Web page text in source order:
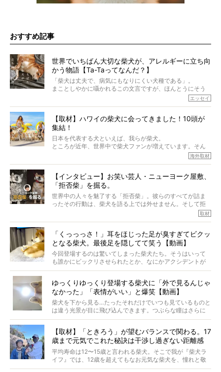
おすすめ記事
世界でいちばん大切な柴犬が、アレルギーに立ち向
かう物語【Ta-Taってなんだ？】
「柴犬は丈夫で、病気にもなりにくい犬種である」。
まことしやかに囁かれるこの文言ですが、ほんとうにそう
でも、いざそれぞれの個体を見ていくと、丈夫で病気にも
なりにくい、とは言えないような気もするのです。
実際に「病気にならない」などということはないし、飼い
主はそのためにやるべきことがある。
今回は、柴犬に関わる方たちすべてに読んで欲しい、ある
語でした。
※文章はご本人の了承を得て編集しています
※画像はすべてイメージです
※この記事は個人の感想であり、効果・効能を示すものではありません
エッセイ
【取材】ハワイの柴犬に会ってきました！10頭が
集結！
日本を代表する犬といえば、我らが柴犬。
ところが近年、世界中で柴犬ファンが増えています。そん
な中「柴犬ライフ」が目をつけたのは、南の楽園ハワイ。
そんな噂を聞きつけ、今回はハワイの柴犬たちを取材して
きました！
海外取材
【インタビュー】お笑い芸人・ニューヨーク屋敷、
「拒否柴」を掘る。
世界中の人々を魅了する「拒否柴」。彼らのすべてが詰ま
ったその行動は、柴犬を語る上では外せません。そして拒
否柴がここまで話題になるのは、“映える”ことも理由のひと
がるのでしょうか。
最近版画製作を始めた、お笑いコンビ「ニューヨーク」の
屋敷裕政さんに、拒否柴を掘っていただきました！ イン
タビューと合わせてご覧ください。
取材
「くっっっさ！」耳をほじった足が臭すぎてビクッ
となる柴犬。最後足を隠してて笑う【動画】
今回登場するのは驚いてしまった柴犬たち。そうはいって
も誰かにビックリさせられたとか、なにかアクシデントが
起きたとか、そういうことが原因ではありません。全ての
ゆっくりゆっくり登場する柴犬に「外で見るんじゃ
なかった」「表情がいい」と爆笑【動画】
柴犬を下から見る…たったそれだけでいつも見ているものと
は違う光景が目に飛び込んできます。つぶらな瞳はさらに
つぶらに見え、モフモフのお顔はさらにモフモフに見えま
【取材】「ときろう」が望むバランスで関わる。17
歳まで元気でこれた秘訣は干渉し過ぎない距離感
#38ときろう
平均寿命は12〜15歳と言われる柴犬。そこで我が『柴犬ラ
イフ』では、12歳を超えてもなお元気な柴犬を、憧れと敬
意を込めて“レジェンド柴”と呼んでいます。 この特集で